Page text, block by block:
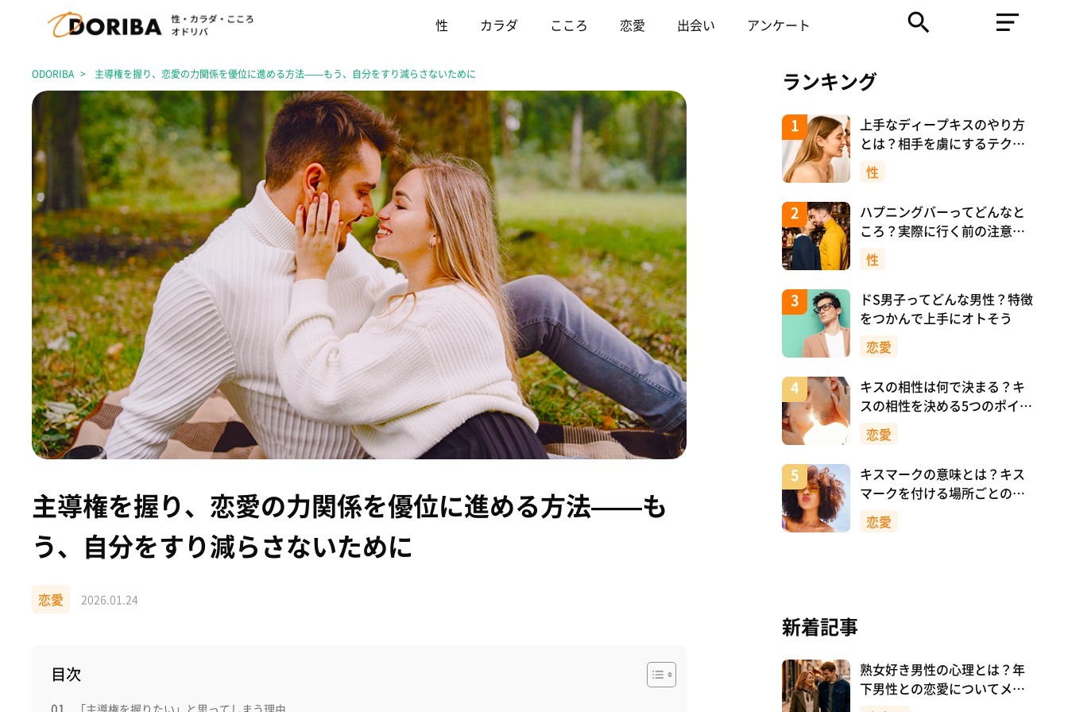
性 カラダ こころ 恋愛 出会い アンケート
ODORIBA 主導権を握り、恋愛の力関係を優位に進める方法——もう、自分をすり減らさないために
主導権を握り、恋愛の力関係を優位に進める方法——も
う、自分をすり減らさないために
恋愛 2026.01.24
目次
「主導権を握りたい」と思ってしまう理由
ランキング
上手なディープキスのやり方
とは？相手を虜にするテクニ
ックを紹介！
性
ハプニングバーってどんなと
ころ？実際に行く前の注意や
マナーについて！
性
ドS男子ってどんな男性？特徴
をつかんで上手にオトそう
恋愛
キスの相性は何で決まる？キ
スの相性を決める5つのポイン
ト
恋愛
キスマークの意味とは？キス
マークを付ける場所ごとの意
味を詳しく解説
恋愛
新着記事
熟女好き男性の心理とは？年
下男性との恋愛についてメリ
ットも解説！